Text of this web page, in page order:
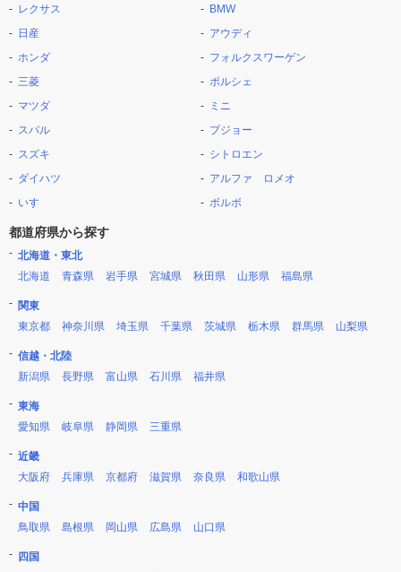
レクサス
日産
ホンダ
三菱
マツダ
スバル
スズキ
ダイハツ
いすゞ
BMW
アウディ
フォルクスワーゲン
ポルシェ
ミニ
プジョー
シトロエン
アルファ ロメオ
ボルボ
都道府県から探す
北海道・東北
北海道
青森県 岩手県 宮城県 秋田県 山形県 福島県
関東
東京都
神奈川県 埼玉県 千葉県 茨城県 栃木県 群馬県 山梨県
信越・北陸
新潟県
長野県 富山県 石川県 福井県
東海
愛知県
岐阜県 静岡県 三重県
近畿
大阪府
兵庫県 京都府 滋賀県 奈良県 和歌山県
中国
鳥取県
島根県 岡山県 広島県 山口県
四国